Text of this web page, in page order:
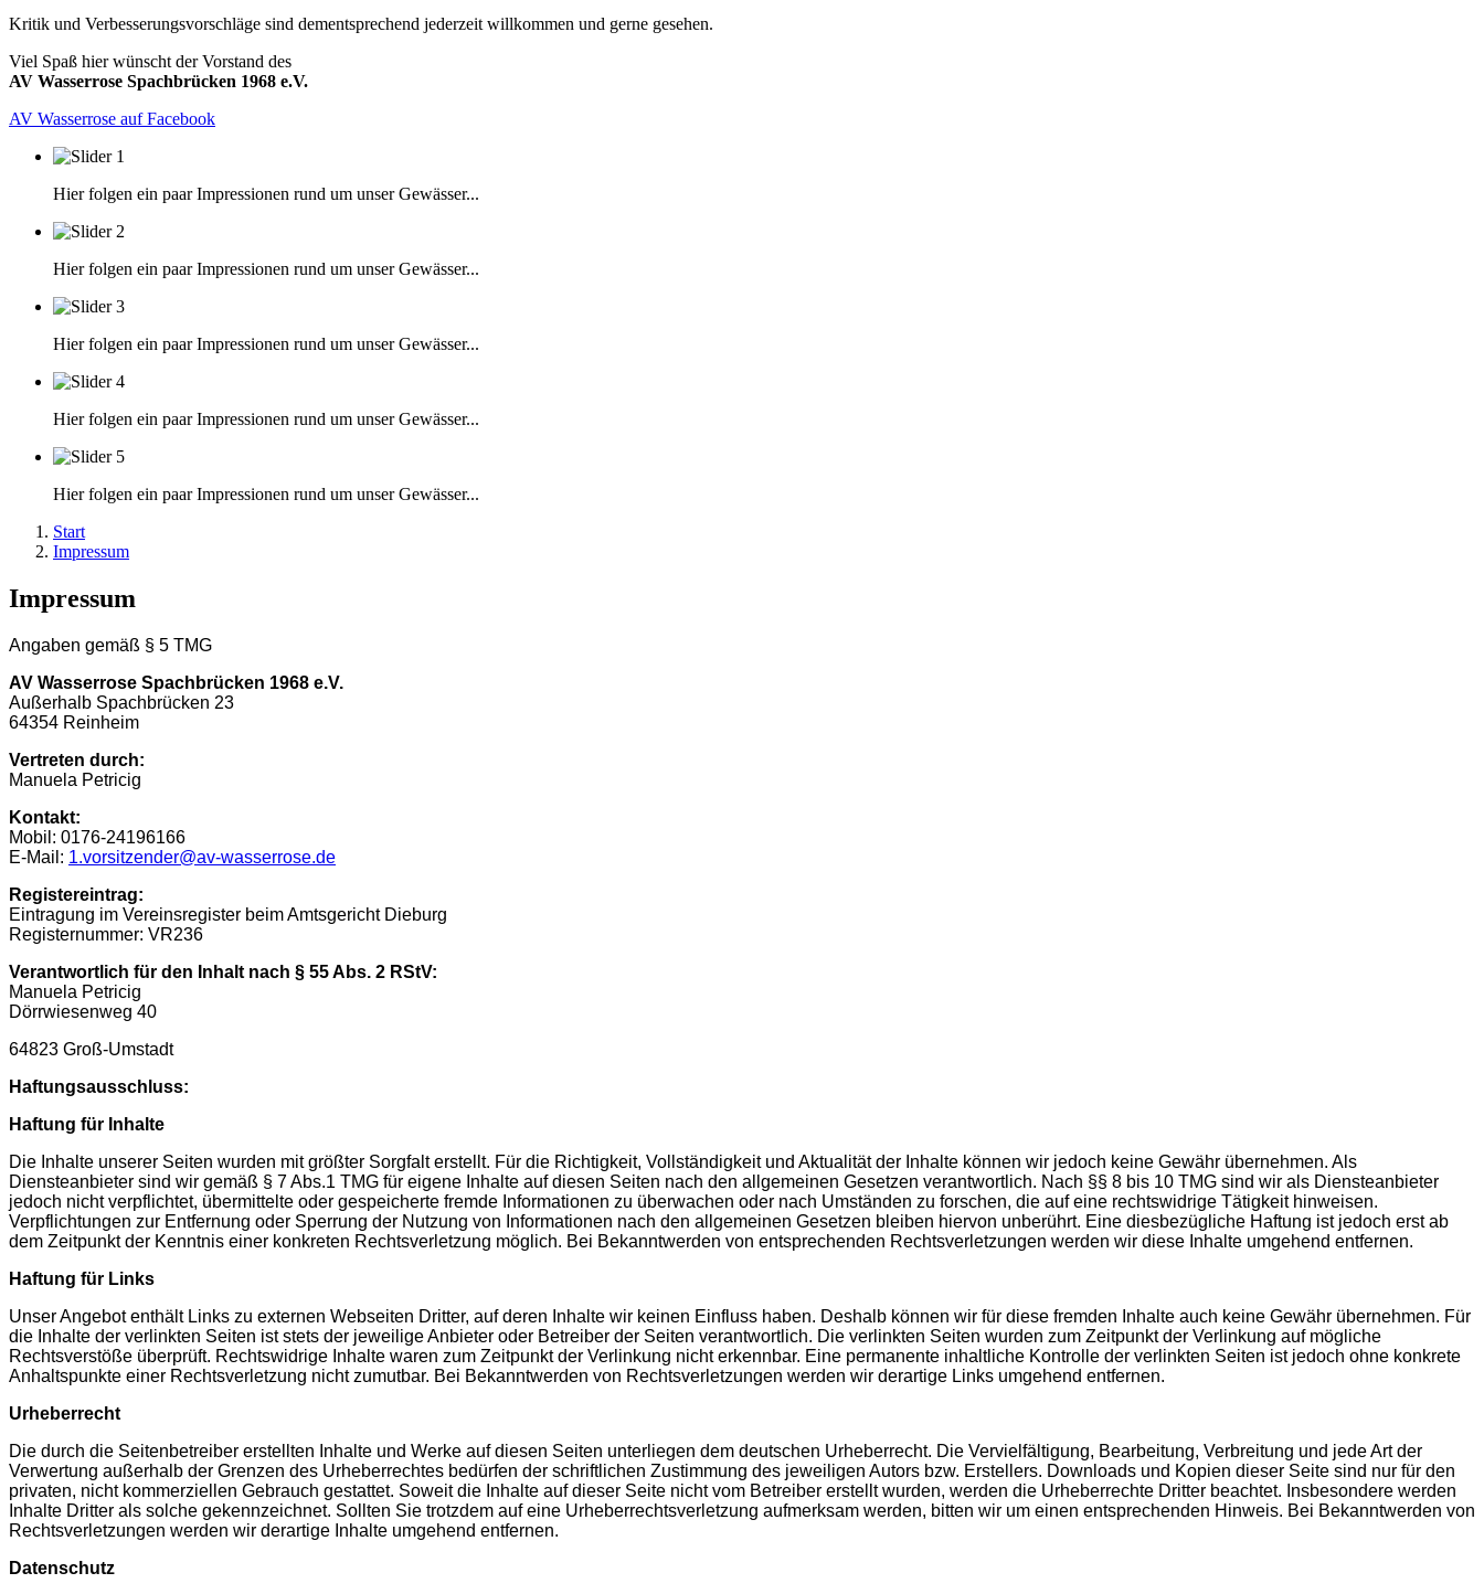
Kritik und Verbesserungsvorschläge sind dementsprechend jederzeit willkommen und gerne gesehen.
Viel Spaß hier wünscht der Vorstand des
AV Wasserrose Spachbrücken 1968 e.V.
AV Wasserrose auf Facebook
Hier folgen ein paar Impressionen rund um unser Gewässer...
Hier folgen ein paar Impressionen rund um unser Gewässer...
Hier folgen ein paar Impressionen rund um unser Gewässer...
Hier folgen ein paar Impressionen rund um unser Gewässer...
Hier folgen ein paar Impressionen rund um unser Gewässer...
Start
Impressum
Impressum
Angaben gemäß § 5 TMG
AV Wasserrose Spachbrücken 1968 e.V.
Außerhalb Spachbrücken 23
64354 Reinheim
Vertreten durch:
Manuela Petricig
Kontakt:
Mobil: 0176-24196166
E-Mail: 1.vorsitzender@av-wasserrose.de
Registereintrag:
Eintragung im Vereinsregister beim Amtsgericht Dieburg
Registernummer: VR236
Verantwortlich für den Inhalt nach § 55 Abs. 2 RStV:
Manuela Petricig
Dörrwiesenweg 40
64823 Groß-Umstadt
Haftungsausschluss:
Haftung für Inhalte
Die Inhalte unserer Seiten wurden mit größter Sorgfalt erstellt. Für die Richtigkeit, Vollständigkeit und Aktualität der Inhalte können wir jedoch keine Gewähr übernehmen. Als
Diensteanbieter sind wir gemäß § 7 Abs.1 TMG für eigene Inhalte auf diesen Seiten nach den allgemeinen Gesetzen verantwortlich. Nach §§ 8 bis 10 TMG sind wir als Diensteanbieter
jedoch nicht verpflichtet, übermittelte oder gespeicherte fremde Informationen zu überwachen oder nach Umständen zu forschen, die auf eine rechtswidrige Tätigkeit hinweisen.
Verpflichtungen zur Entfernung oder Sperrung der Nutzung von Informationen nach den allgemeinen Gesetzen bleiben hiervon unberührt. Eine diesbezügliche Haftung ist jedoch erst ab
dem Zeitpunkt der Kenntnis einer konkreten Rechtsverletzung möglich. Bei Bekanntwerden von entsprechenden Rechtsverletzungen werden wir diese Inhalte umgehend entfernen.
Haftung für Links
Unser Angebot enthält Links zu externen Webseiten Dritter, auf deren Inhalte wir keinen Einfluss haben. Deshalb können wir für diese fremden Inhalte auch keine Gewähr übernehmen. Für
die Inhalte der verlinkten Seiten ist stets der jeweilige Anbieter oder Betreiber der Seiten verantwortlich. Die verlinkten Seiten wurden zum Zeitpunkt der Verlinkung auf mögliche
Rechtsverstöße überprüft. Rechtswidrige Inhalte waren zum Zeitpunkt der Verlinkung nicht erkennbar. Eine permanente inhaltliche Kontrolle der verlinkten Seiten ist jedoch ohne konkrete
Anhaltspunkte einer Rechtsverletzung nicht zumutbar. Bei Bekanntwerden von Rechtsverletzungen werden wir derartige Links umgehend entfernen.
Urheberrecht
Die durch die Seitenbetreiber erstellten Inhalte und Werke auf diesen Seiten unterliegen dem deutschen Urheberrecht. Die Vervielfältigung, Bearbeitung, Verbreitung und jede Art der
Verwertung außerhalb der Grenzen des Urheberrechtes bedürfen der schriftlichen Zustimmung des jeweiligen Autors bzw. Erstellers. Downloads und Kopien dieser Seite sind nur für den
privaten, nicht kommerziellen Gebrauch gestattet. Soweit die Inhalte auf dieser Seite nicht vom Betreiber erstellt wurden, werden die Urheberrechte Dritter beachtet. Insbesondere werden
Inhalte Dritter als solche gekennzeichnet. Sollten Sie trotzdem auf eine Urheberrechtsverletzung aufmerksam werden, bitten wir um einen entsprechenden Hinweis. Bei Bekanntwerden von
Rechtsverletzungen werden wir derartige Inhalte umgehend entfernen.
Datenschutz